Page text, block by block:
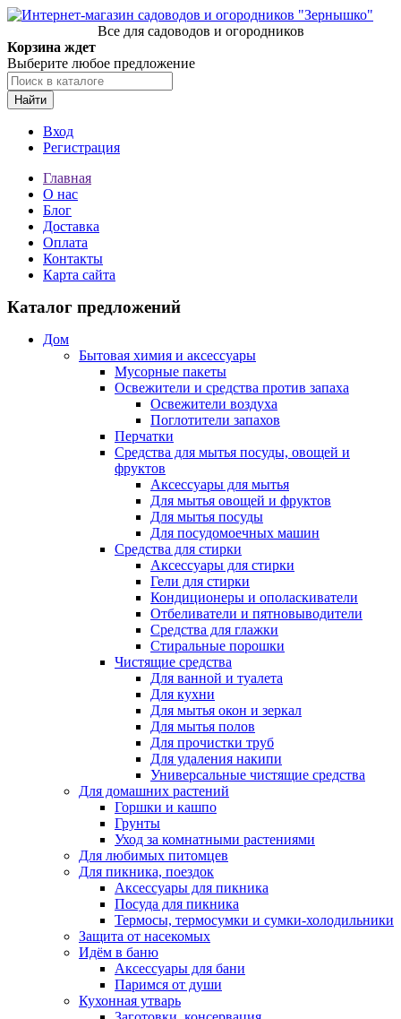
Все для садоводов и огородников
Корзина ждет
Выберите любое предложение
Найти
Вход
Регистрация
Главная
О нас
Блог
Доставка
Оплата
Контакты
Карта сайта
Каталог предложений
Дом
Бытовая химия и аксессуары
Мусорные пакеты
Освежители и средства против запаха
Освежители воздуха
Поглотители запахов
Перчатки
Средства для мытья посуды, овощей и
фруктов
Аксессуары для мытья
Для мытья овощей и фруктов
Для мытья посуды
Для посудомоечных машин
Средства для стирки
Аксессуары для стирки
Гели для стирки
Кондиционеры и ополаскиватели
Отбеливатели и пятновыводители
Средства для глажки
Стиральные порошки
Чистящие средства
Для ванной и туалета
Для кухни
Для мытья окон и зеркал
Для мытья полов
Для прочистки труб
Для удаления накипи
Универсальные чистящие средства
Для домашних растений
Горшки и кашпо
Грунты
Уход за комнатными растениями
Для любимых питомцев
Для пикника, поездок
Аксессуары для пикника
Посуда для пикника
Термосы, термосумки и сумки-холодильники
Защита от насекомых
Идём в баню
Аксессуары для бани
Паримся от души
Кухонная утварь